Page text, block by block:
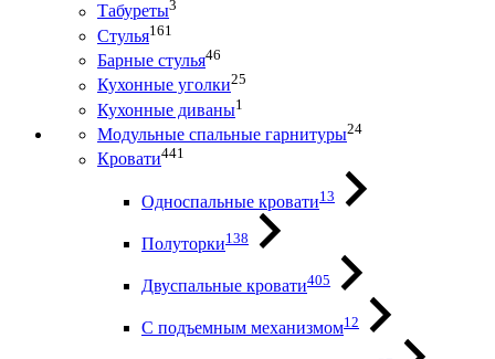
Табуреты3
Стулья161
Барные стулья46
Кухонные уголки25
Кухонные диваны1
Модульные спальные гарнитуры24
Кровати441
Односпальные кровати13
Полуторки138
Двуспальные кровати405
С подъемным механизмом12